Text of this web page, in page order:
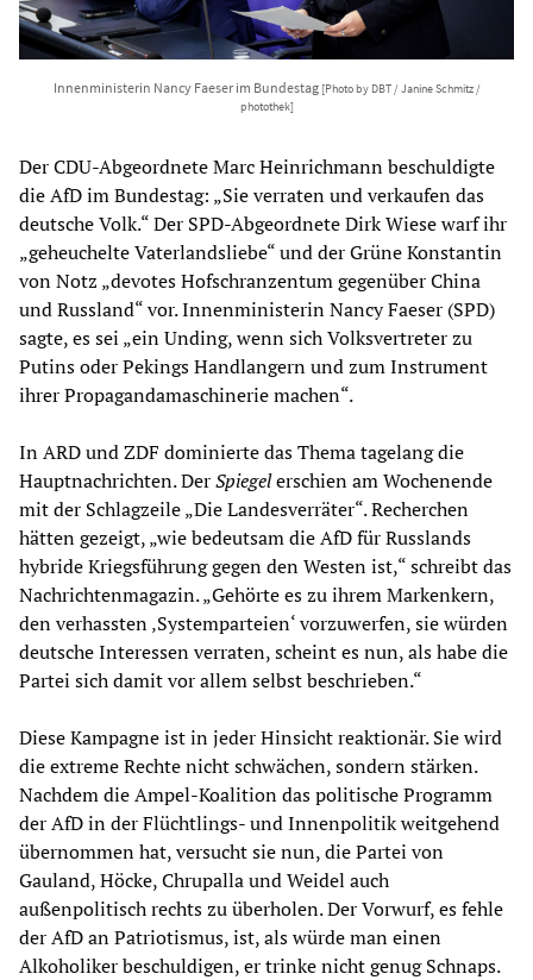
Innenministerin Nancy Faeser im Bundestag [Photo by DBT / Janine Schmitz /
photothek]
Der CDU-Abgeordnete Marc Heinrichmann beschuldigte
die AfD im Bundestag: „Sie verraten und verkaufen das
deutsche Volk.“ Der SPD-Abgeordnete Dirk Wiese warf ihr
„geheuchelte Vaterlandsliebe“ und der Grüne Konstantin
von Notz „devotes Hofschranzentum gegenüber China
und Russland“ vor. Innenministerin Nancy Faeser (SPD)
sagte, es sei „ein Unding, wenn sich Volksvertreter zu
Putins oder Pekings Handlangern und zum Instrument
ihrer Propagandamaschinerie machen“.
In ARD und ZDF dominierte das Thema tagelang die
Hauptnachrichten. DerSpiegelerschien am Wochenende
mit der Schlagzeile „Die Landesverräter“. Recherchen
hätten gezeigt, „wie bedeutsam die AfD für Russlands
hybride Kriegsführung gegen den Westen ist,“ schreibt das
Nachrichtenmagazin. „Gehörte es zu ihrem Markenkern,
den verhassten ‚Systemparteien‘ vorzuwerfen, sie würden
deutsche Interessen verraten, scheint es nun, als habe die
Partei sich damit vor allem selbst beschrieben.“
Diese Kampagne ist in jeder Hinsicht reaktionär. Sie wird
die extreme Rechte nicht schwächen, sondern stärken.
Nachdem die Ampel-Koalition das politische Programm
der AfD in der Flüchtlings- und Innenpolitik weitgehend
übernommen hat, versucht sie nun, die Partei von
Gauland, Höcke, Chrupalla und Weidel auch
außenpolitisch rechts zu überholen. Der Vorwurf, es fehle
der AfD an Patriotismus, ist, als würde man einen
Alkoholiker beschuldigen, er trinke nicht genug Schnaps.